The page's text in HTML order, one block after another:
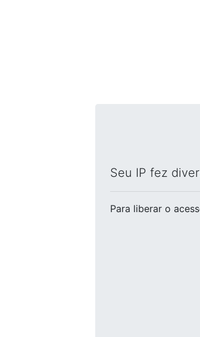
Seu IP fez
Para liberar o